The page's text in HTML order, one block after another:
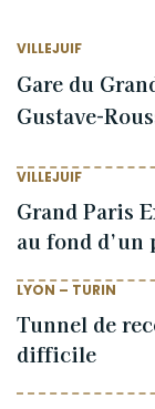
VILLEJUIF
Gare du
Gustave-
VILLEJUIF
Grand Paris
au fond
LYON – TURIN
Tunnel de
difficile